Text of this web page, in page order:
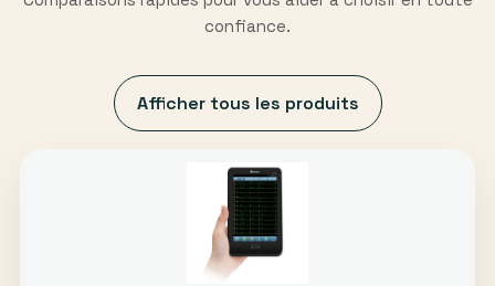
confiance.
Afficher tous les produits